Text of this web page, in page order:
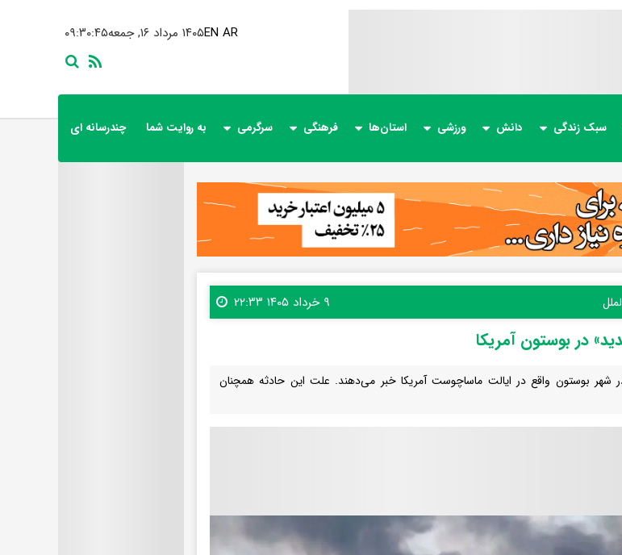
۰۹:۳۰:۴۶ ۱۴۰۵ مرداد ۱۶, جمعهEN AR
سبک زندگی دانش ورزشی استان‌ها فرهنگی سرگرمی به روایت شما چندرسانه ای
۹ خرداد ۱۴۰۵ ۲۲:۳۳
در بوستون آمریکا
شهر بوستون واقع در ایالت ماساچوست آمریکا خبر می‌دهند. علت این حادثه همچنان